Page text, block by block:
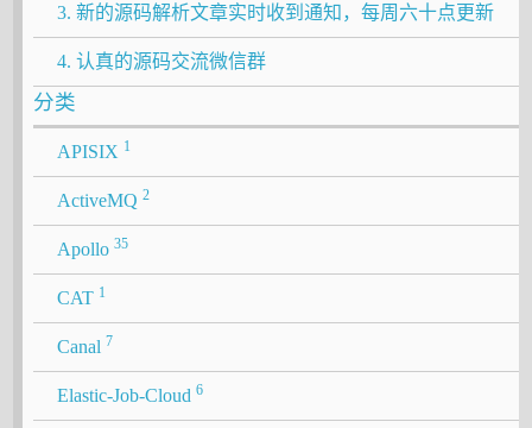
3. 新的源码解析文章实时收到通知，每周六十点更新
4. 认真的源码交流微信群
分类
APISIX 1
ActiveMQ 2
Apollo 35
CAT 1
Canal 7
Elastic-Job-Cloud 6